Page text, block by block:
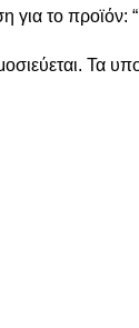
για το προϊόν:
Τα